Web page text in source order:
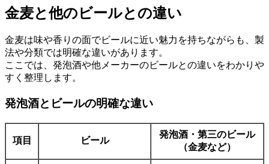
金麦と他のビールとの違い
金麦は味や香りの面でビールに近い魅力を持ちながらも、製
法や分類では明確な違いがあります。
ここでは、発泡酒や他メーカーのビールとの違いをわかりや
すく整理します。
発泡酒とビールの明確な違い
項目 ビール
発泡酒・第三のビール
（金麦など）